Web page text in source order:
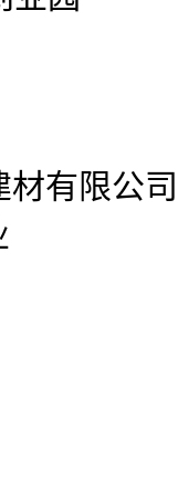
有限公司